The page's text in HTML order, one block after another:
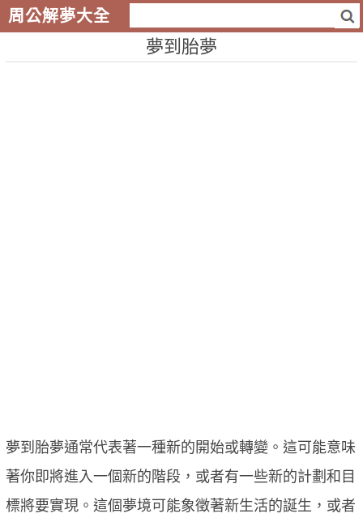
周公解夢大全
夢到胎夢
夢到胎夢通常代表著一種新的開始或轉變。這可能意味
著你即將進入一個新的階段，或者有一些新的計劃和目
標將要實現。這個夢境可能象徵著新生活的誕生，或者